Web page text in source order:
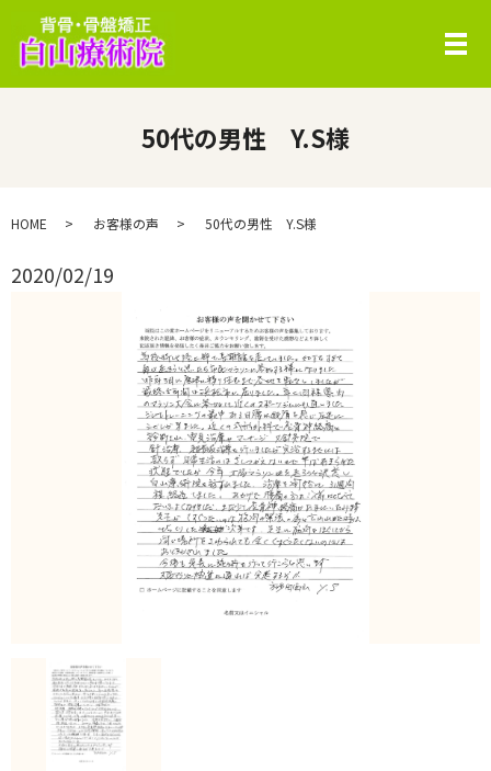
50代の男性 Y.S様
HOME お客様の声 50代の男性 Y.S様
2020/02/19